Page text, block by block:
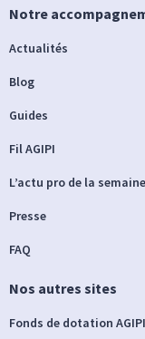
Notre
Actualités
Blog
Guides
Fil AGIPI
L’actu pro de la semaine
Presse
FAQ
Nos autres sites
Fonds de dotation AGIPI